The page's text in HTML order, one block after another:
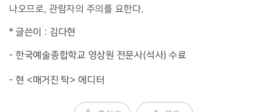
나오므로, 관람자의 주의를 요한다.
* 글쓴이 : 김다현
- 한국예술종합학교 영상원 전문사(석사)수료
- 현 <매거진 탁> 에디터